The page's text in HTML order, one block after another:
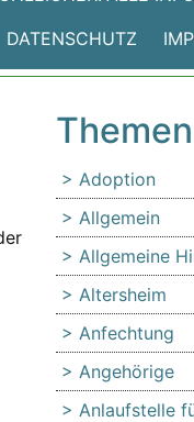
DATENSCHUTZ
Themen
Adoption
Allgemein
Allgemeine
Altersheim
Anfechtung
Angehörige
Anlaufstelle